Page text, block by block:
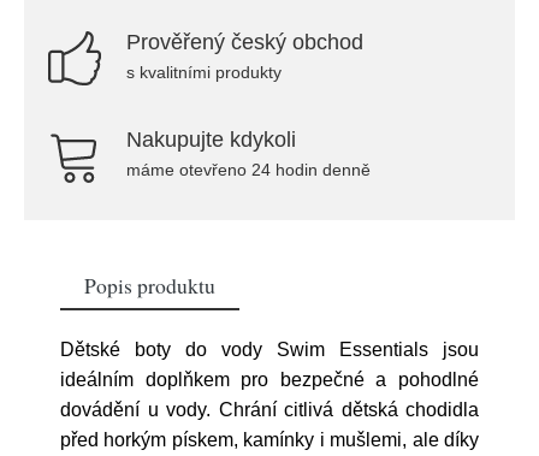
Prověřený český obchod
s kvalitními produkty
Nakupujte kdykoli
máme otevřeno 24 hodin denně
Popis produktu
Dětské boty do vody Swim Essentials jsou
ideálním doplňkem pro bezpečné a pohodlné
dovádění u vody. Chrání citlivá dětská chodidla
před horkým pískem, kamínky i mušlemi, ale díky